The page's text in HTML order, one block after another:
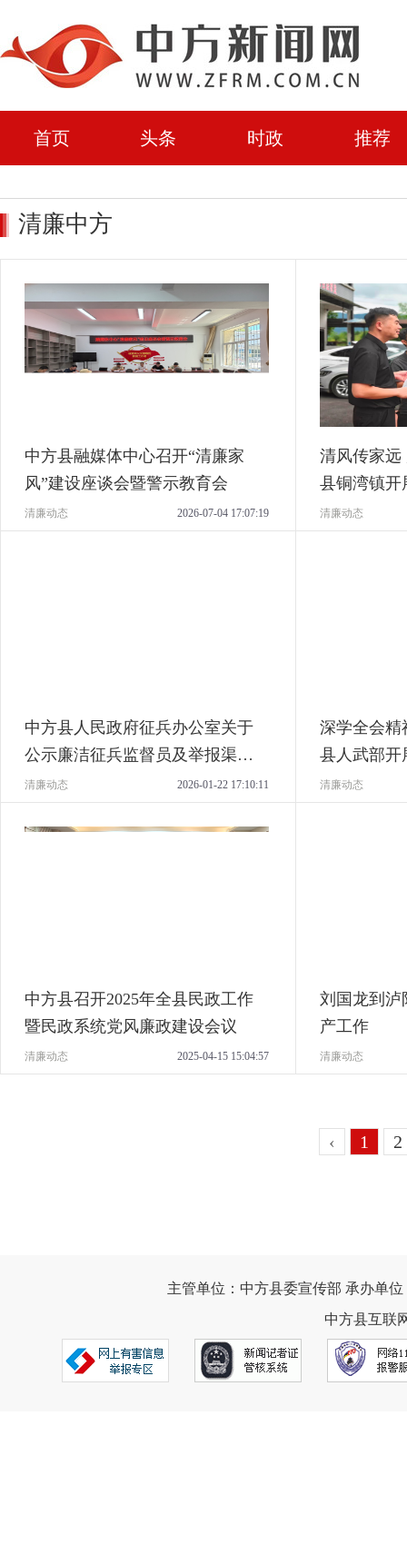
首页 头条 时政 推荐
清廉中方
中方县融媒体中心召开“清廉家
风”建设座谈会暨警示教育会
清廉动态 2026-07-04 17:07:19
清风传家
县铜湾镇开
清廉动态
中方县人民政府征兵办公室关于
公示廉洁征兵监督员及举报渠道
的公告
清廉动态 2026-01-22 17:10:11
深学全会精
县人武部开
育
清廉动态
中方县召开2025年全县民政工作
暨民政系统党风廉政建设会议
清廉动态 2025-04-15 15:04:57
刘国龙到泸
产工作
清廉动态
‹ 1 2
主管单位：中方县委宣传部 承办单
中方县互联